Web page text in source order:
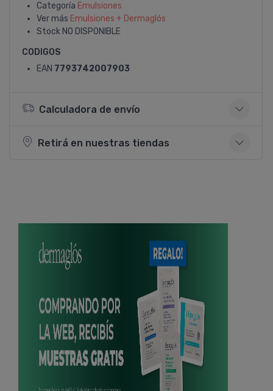
Categoría Emulsiones
Ver más Emulsiones + Dermaglós
Stock NO DISPONIBLE
CODIGOS
EAN 7793742007903
Calculadora de envío
Retirá en nuestras tiendas